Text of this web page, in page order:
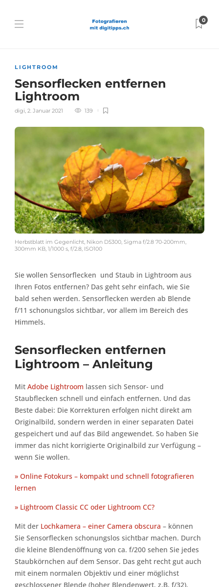
0
LIGHTROOM
Sensorflecken entfernen
Lightroom
digi, 2. Januar 2021 139
Herbstblatt im Gegenlicht, Nikon D5300, Sigma f/2.8 70-200mm,
300mm KB, 1/1000 s, f/2.8, ISO100
Sie wollen Sensorflecken und Staub in Lightroom aus
Ihren Fotos entfernen? Das geht sehr einfach, wie Sie
bald sehen werden. Sensorflecken werden ab Blende
f/11 schonungslos sichtbar, vor allem im Bereich des
Himmels.
Sensorflecken entfernen
Lightroom – Anleitung
Mit Adobe Lightroom lassen sich Sensor- und
Staubflecken schnell und einfach entfernen. Und das
Beste dabei: Die Korrekturen erfolgen nicht direkt am
Originalbild, sondern werden in einer separaten Datei
gespeichert und auf das Bild angewendet. So haben Sie
immer das nicht korrigierte Originalbild zur Verfügung –
wenn Sie wollen.
» Online Fotokurs – kompakt und schnell fotografieren
lernen
» Lightroom Classic CC oder Lightroom CC?
Mit der Lochkamera – einer Camera obscura – können
Sie Sensorflecken schonungslos sichtbar machen. Durch
die kleine Blendenöffnung von ca. f/200 sehen Sie jedes
Staubkörnchen auf dem Sensor. Das geht recht gut auch
mit einem normalen Objektiv und einer möglichst
geschlossener Blende (hoher Blendenwert, z.B. f/32).